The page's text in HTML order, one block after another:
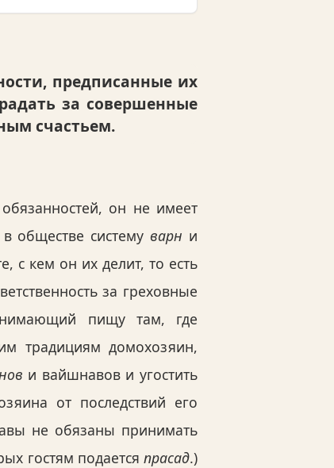
предписанные их
за совершенные
счастьем.
он не имеет
обществе систему варн и
с кем он их делит, то есть
за греховные
пищу там, где
традициям домохозяин,
и вайшнавов и угостить
от последствий его
не обязаны принимать
гостям подается прасад.)